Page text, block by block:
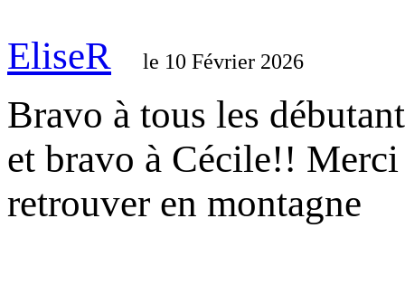
EliseR le 10 Février 2026
Bravo à tous les
et bravo à Cécile!!
retrouver en montagne